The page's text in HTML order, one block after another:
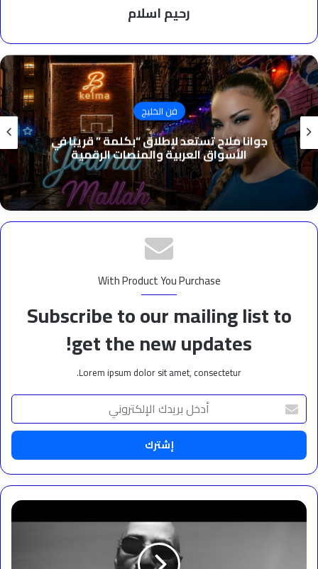
رحيم اسلام
فن الخليج
جوانا ملاح تستعد لإطلاق “بكلمة ” قريبًا في
الأسواق العربية والمنصات الرقمية
With Product You Purchase
Subscribe to our mailing list to
get the new updates!
Lorem ipsum dolor sit amet, consectetur.
أدخل
بريدك
الإلكتروني
بمشاركة
الرابر